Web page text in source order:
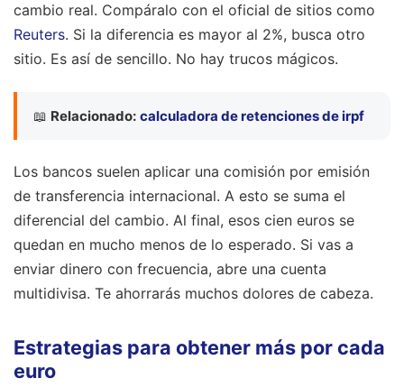
cambio real. Compáralo con el oficial de sitios como
Reuters. Si la diferencia es mayor al 2%, busca otro
sitio. Es así de sencillo. No hay trucos mágicos.
📖 Relacionado: calculadora de retenciones de irpf
Los bancos suelen aplicar una comisión por emisión
de transferencia internacional. A esto se suma el
diferencial del cambio. Al final, esos cien euros se
quedan en mucho menos de lo esperado. Si vas a
enviar dinero con frecuencia, abre una cuenta
multidivisa. Te ahorrarás muchos dolores de cabeza.
Estrategias para obtener más por cada
euro